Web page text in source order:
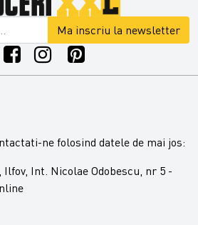
Ma inscriu la newsletter
ne folosind datele de mai jos:
Ilfov, Int. Nicolae Odobescu, nr 5 -